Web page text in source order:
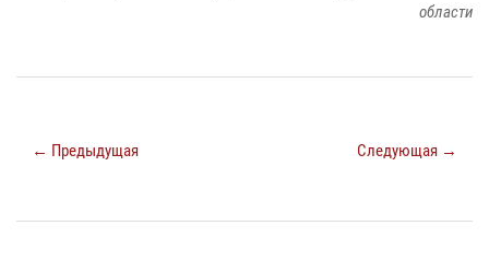
области
← Предыдущая Следующая →